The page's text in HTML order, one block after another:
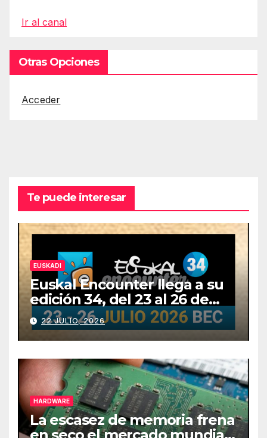
Ir al canal
Otras Opciones
Acceder
Te puede interesar
EUSKADI
Euskal Encounter llega a su
edición 34, del 23 al 26 de
julio
22 JULIO, 2026
HARDWARE
La escasez de memoria frena